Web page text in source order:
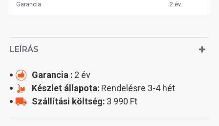
Garancia 2 év
LEÍRÁS
Garancia : 2 év
Készlet állapota: Rendelésre 3-4 hét
Szállítási költség: 3 990 Ft